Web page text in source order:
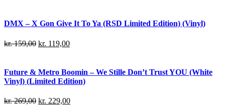
DMX – X Gon Give It To Ya (RSD Limited Edition) (Vinyl)
kr.159,00 kr. 119,00
Future & Metro Boomin – We Stille Don’t Trust YOU (White
Vinyl) (Limited Edition)
kr.269,00 kr. 229,00